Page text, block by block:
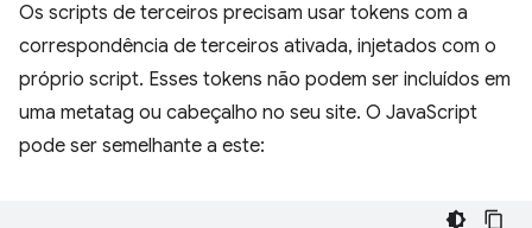
Os scripts de terceiros precisam usar tokens com a
correspondência de terceiros ativada, injetados com o
próprio script. Esses tokens não podem ser incluídos em
uma metatag ou cabeçalho no seu site. O JavaScript
pode ser semelhante a este: